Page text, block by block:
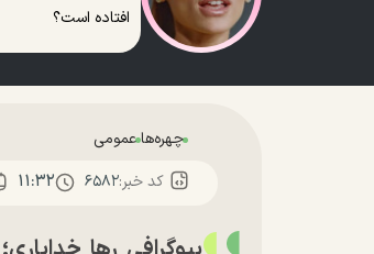
افتاده است؟
چهره‌هاعمومی
کد خبر:۶۵۸۲ ۱۱:۳۲